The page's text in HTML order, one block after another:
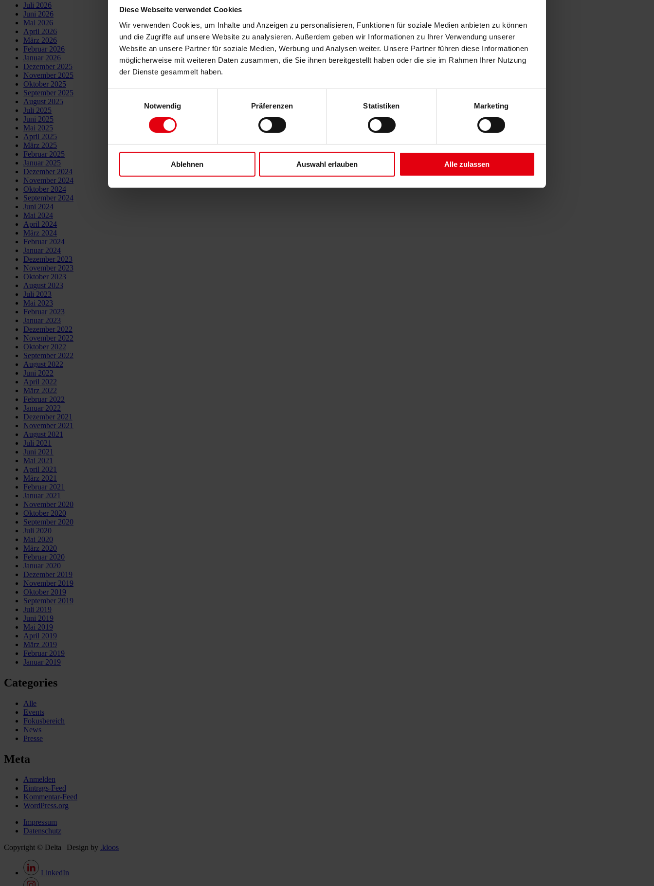
Diese Webseite verwendet Cookies
Wir verwenden Cookies, um Inhalte und Anzeigen zu personalisieren, Funktionen für soziale Medien anbieten zu können
und die Zugriffe auf unsere Website zu analysieren. Außerdem geben wir Informationen zu Ihrer Verwendung unserer
Website an unsere Partner für soziale Medien, Werbung und Analysen weiter. Unsere Partner führen diese Informationen
möglicherweise mit weiteren Daten zusammen, die Sie ihnen bereitgestellt haben oder die sie im Rahmen Ihrer Nutzung
der Dienste gesammelt haben.
Notwendig
Präferenzen Statistiken Marketing
Ablehnen Auswahl erlauben Alle zulassen
Juli 2026
Juni 2026
Mai 2026
April 2026
März 2026
Februar 2026
Januar 2026
Dezember 2025
November 2025
Oktober 2025
September 2025
August 2025
Juli 2025
Juni 2025
Mai 2025
April 2025
März 2025
Februar 2025
Januar 2025
Dezember 2024
November 2024
Oktober 2024
September 2024
Juni 2024
Mai 2024
April 2024
März 2024
Februar 2024
Januar 2024
Dezember 2023
November 2023
Oktober 2023
August 2023
Juli 2023
Mai 2023
Februar 2023
Januar 2023
Dezember 2022
November 2022
Oktober 2022
September 2022
August 2022
Juni 2022
April 2022
März 2022
Februar 2022
Januar 2022
Dezember 2021
November 2021
August 2021
Juli 2021
Juni 2021
Mai 2021
April 2021
März 2021
Februar 2021
Januar 2021
November 2020
Oktober 2020
September 2020
Juli 2020
Mai 2020
März 2020
Februar 2020
Januar 2020
Dezember 2019
November 2019
Oktober 2019
September 2019
Juli 2019
Juni 2019
Mai 2019
April 2019
März 2019
Februar 2019
Januar 2019
Categories
Alle
Events
Fokusbereich
News
Presse
Meta
Anmelden
Eintrags-Feed
Kommentar-Feed
WordPress.org
Impressum
Datenschutz
Copyright © Delta | Design by .kloos
LinkedIn